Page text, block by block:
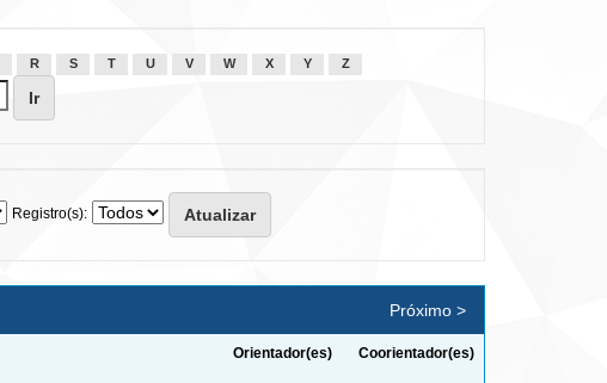
R S T U V W X Y Z
Registro(s):
Próximo >
Orientador(es) Coorientador(es)